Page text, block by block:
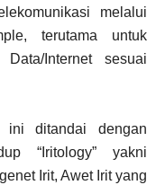
melalui
terutama untuk
Internet sesuai
ini ditandai dengan
“Iritology” yakni
Irit, Awet Irit yang